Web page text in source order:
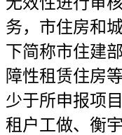
务，市住房和
下简称市住建
障性租赁住房
少于所申报项
租户工做、衡